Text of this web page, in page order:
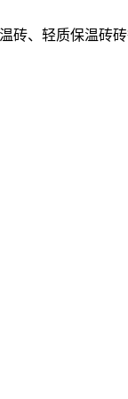
砖、轻质保温砖